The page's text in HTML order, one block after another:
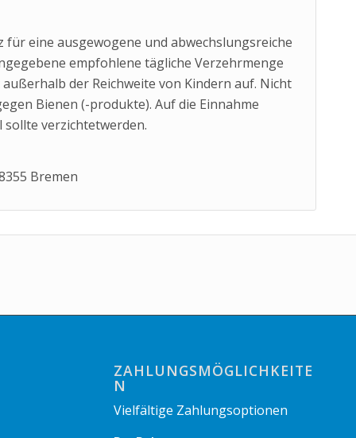
eine ausgewogene und abwechslungsreiche
empfohlene tägliche Verzehrmenge
der Reichweite von Kindern auf. Nicht
Bienen (-produkte). Auf die Einnahme
verzichtetwerden.
Bremen
ZAHLUNGSMÖGLICHKEITE
N
Vielfältige Zahlungsoptionen